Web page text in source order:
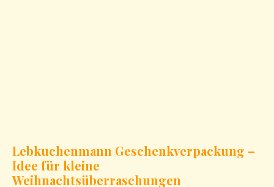
Lebkuchenmann Geschenkverpackung –
Idee für kleine
Weihnachtsüberraschungen